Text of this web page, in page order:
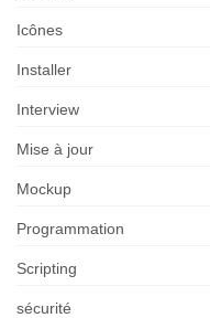
Icônes
Installer
Interview
Mise à jour
Mockup
Programmation
Scripting
sécurité